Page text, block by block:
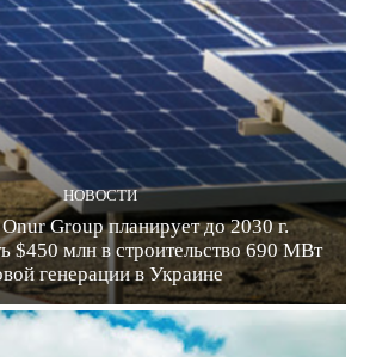
НОВОСТИ
Group планирует до 2030 г.
$450 млн в строительство 690 МВт
генерации в Украине